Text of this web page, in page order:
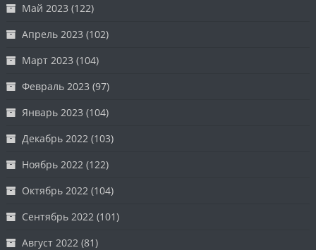
Май 2023 (122)
Апрель 2023 (102)
Март 2023 (104)
Февраль 2023 (97)
Январь 2023 (104)
Декабрь 2022 (103)
Ноябрь 2022 (122)
Октябрь 2022 (104)
Сентябрь 2022 (101)
Август 2022 (81)